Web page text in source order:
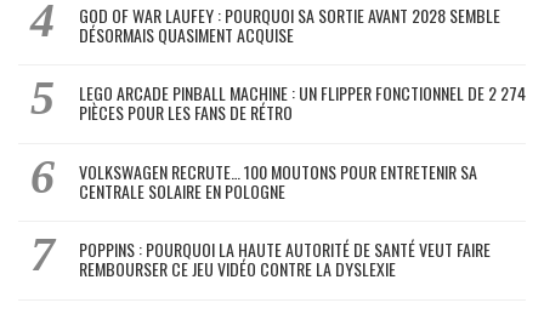
GOD OF WAR LAUFEY : POURQUOI SA SORTIE AVANT 2028 SEMBLE
DÉSORMAIS QUASIMENT ACQUISE
LEGO ARCADE PINBALL MACHINE : UN FLIPPER FONCTIONNEL DE 2 274
PIÈCES POUR LES FANS DE RÉTRO
VOLKSWAGEN RECRUTE… 100 MOUTONS POUR ENTRETENIR SA
CENTRALE SOLAIRE EN POLOGNE
POPPINS : POURQUOI LA HAUTE AUTORITÉ DE SANTÉ VEUT FAIRE
REMBOURSER CE JEU VIDÉO CONTRE LA DYSLEXIE